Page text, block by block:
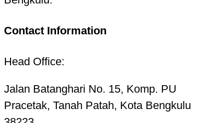
Contact Information
Head Office:
Jalan Batanghari No. 15, Komp. PU
Pracetak, Tanah Patah, Kota Bengkulu